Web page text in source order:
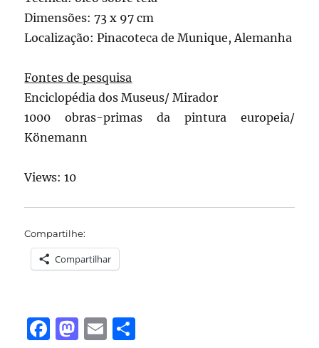
Dimensões: 73 x 97 cm
Localização: Pinacoteca de Munique, Alemanha
Fontes de pesquisa
Enciclopédia dos Museus/ Mirador
1000 obras-primas da pintura europeia/
Könemann
Views: 10
Compartilhe:
Compartilhar
F
M E